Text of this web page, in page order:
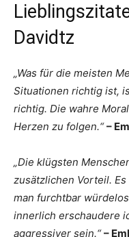
Davidtz
„Was für die meisten
Situationen richtig ist,
richtig. Die wahre
Herzen zu folgen.“–
„Die klügsten
zusätzlichen Vorteil.
man furchtbar
innerlich erschaudere
aggressiver sein.“–